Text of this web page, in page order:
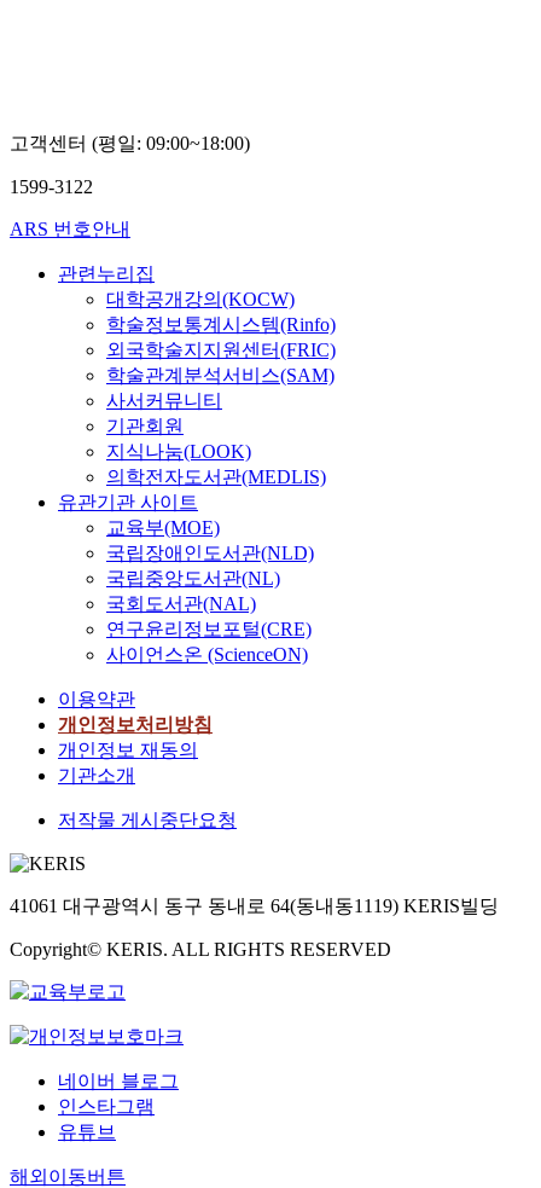
고객센터 (평일: 09:00~18:00)
1599-3122
ARS 번호안내
관련누리집
대학공개강의(KOCW)
학술정보통계시스템(Rinfo)
외국학술지지원센터(FRIC)
학술관계분석서비스(SAM)
사서커뮤니티
기관회원
지식나눔(LOOK)
의학전자도서관(MEDLIS)
유관기관 사이트
교육부(MOE)
국립장애인도서관(NLD)
국립중앙도서관(NL)
국회도서관(NAL)
연구윤리정보포털(CRE)
사이언스온 (ScienceON)
이용약관
개인정보처리방침
개인정보 재동의
기관소개
저작물 게시중단요청
41061 대구광역시 동구 동내로 64(동내동1119) KERIS빌딩
Copyright© KERIS. ALL RIGHTS RESERVED
네이버 블로그
인스타그램
유튜브
해외이동버튼